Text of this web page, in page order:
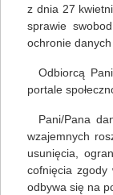
mój
Bądźcie
Życie jest
wzięła udział
filmem w
Edukacji
Horyzonty. W n
z dnia 27
sprawie
ochronie
Odbiorcą
portale
Pani/Pana
wzajemnych
usunięcia,
cofnięcia zgody
odbywa się na